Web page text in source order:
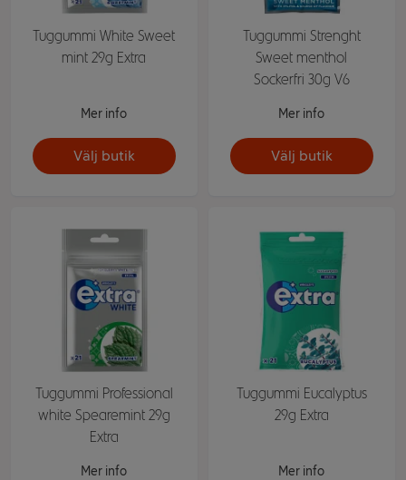
Tuggummi White Sweet
mint 29g Extra
Mer info
Välj butik
Tuggummi Strenght
Sweet menthol
Sockerfri 30g V6
Mer info
Välj butik
Tuggummi Professional
white Spearemint 29g
Extra
Mer info
Tuggummi Eucalyptus
29g Extra
Mer info